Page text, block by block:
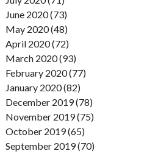
June 2020 (73)
May 2020 (48)
April 2020 (72)
March 2020 (93)
February 2020 (77)
January 2020 (82)
December 2019 (78)
November 2019 (75)
October 2019 (65)
September 2019 (70)